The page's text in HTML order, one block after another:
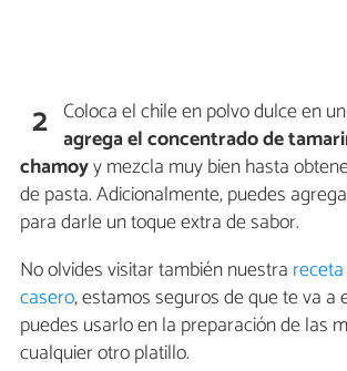
2 Coloca el chile en polvo dulce en
agrega el concentrado de
chamoyy mezcla muy bien hasta
de pasta. Adicionalmente, puedes
para darle un toque extra de sabor.
No olvides visitar también nuestra
casero, estamos seguros de que te va a
puedes usarlo en la preparación de las
cualquier otro platillo.